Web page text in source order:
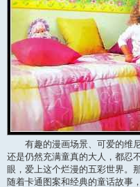
有趣的漫画场景、可爱的维
还是仍然充满童真的大人，都忍
眼，爱上这个烂漫的五彩世界。
随着卡通图案和经典的童话故事